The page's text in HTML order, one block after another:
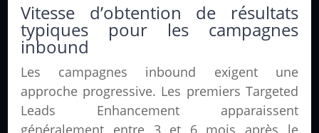
Vitesse d’obtention de résultats
typiques pour les campagnes
inbound
Les campagnes inbound exigent une
approche progressive. Les premiers Targeted
Leads Enhancement apparaissent
généralement entre 3 et 6 mois après le